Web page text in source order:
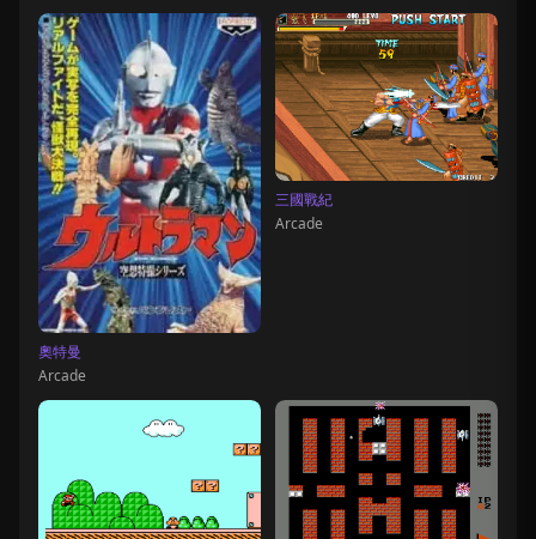
奧特曼
Arcade
三國戰紀
Arcade